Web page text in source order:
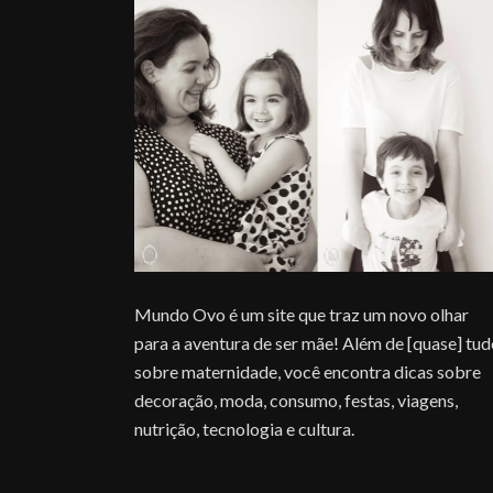
Mundo Ovo é um site que traz um novo olhar
para a aventura de ser mãe! Além de [quase]
sobre maternidade, você encontra dicas sobre
decoração, moda, consumo, festas, viagens,
nutrição, tecnologia e cultura.